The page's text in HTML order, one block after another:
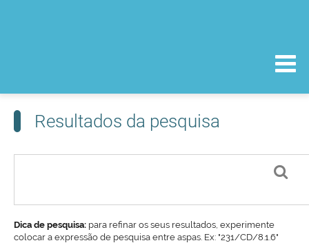
Resultados da pesquisa
Dica de pesquisa: para refinar os seus resultados, experimente
colocar a expressão de pesquisa entre aspas. Ex: "231/CD/8.1.6"